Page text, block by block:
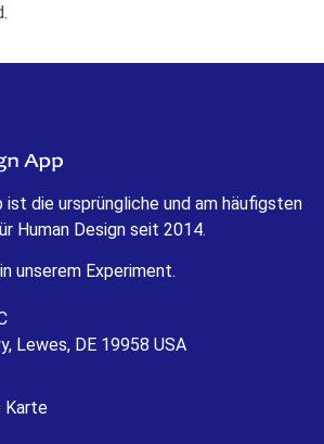
ist die ursprüngliche und am häufigsten
Human Design seit 2014.
unserem Experiment.
Lewes, DE 19958 USA
Karte